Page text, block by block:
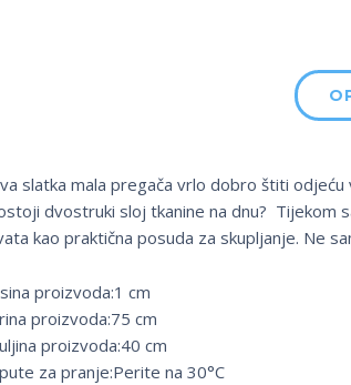
slatka mala pregača vrlo dobro štiti
dvostruki sloj tkanine na dnu? Tijekom
kao praktična posuda za skupljanje. Ne
proizvoda:1 cm
proizvoda:75 cm
proizvoda:40 cm
za pranje:Perite na 30°C